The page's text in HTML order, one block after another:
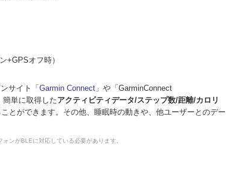
+GPSオフ時）
サイト「 Garmin Connect 」や「GarminConnect
簡単に取得したアクティビティデータ/ステップ数/距離/カロリ
とができます。その他、睡眠時の動きや、他ユーザーとのデー
ンがBLEに対応している必要があります。